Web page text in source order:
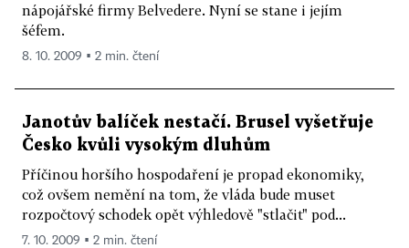
nápojářské firmy Belvedere. Nyní se stane i jejím
šéfem.
8. 10. 2009 ▪ 2 min. čtení
Janotův balíček nestačí. Brusel vyšetřuje
Česko kvůli vysokým dluhům
Příčinou horšího hospodaření je propad ekonomiky,
což ovšem nemění na tom, že vláda bude muset
rozpočtový schodek opět výhledově "stlačit" pod...
7. 10. 2009 ▪ 2 min. čtení